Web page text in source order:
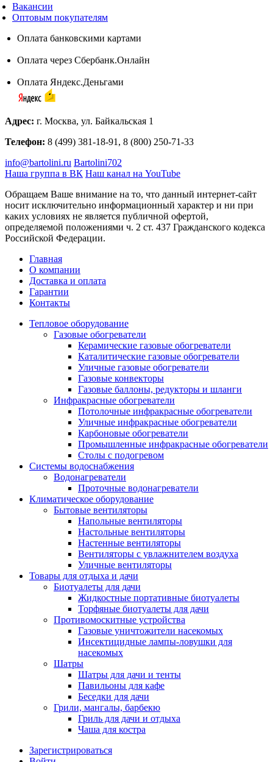
Вакансии
Оптовым покупателям
Оплата банковскими картами
Оплата через Сбербанк.Онлайн
Оплата Яндекс.Деньгами
Адрес: г. Москва, ул. Байкальская 1
Телефон: 8 (499) 381-18-91, 8 (800) 250-71-33
info@bartolini.ru Bartolini702
Наша группа в ВК Наш канал на YouTube
Обращаем Ваше внимание на то, что данный интернет-сайт
носит исключительно информационный характер и ни при
каких условиях не является публичной офертой,
определяемой положениями ч. 2 ст. 437 Гражданского кодекса
Российской Федерации.
Главная
О компании
Доставка и оплата
Гарантии
Контакты
Тепловое оборудование
Газовые обогреватели
Керамические газовые обогреватели
Каталитические газовые обогреватели
Уличные газовые обогреватели
Газовые конвекторы
Газовые баллоны, редукторы и шланги
Инфракрасные обогреватели
Потолочные инфракрасные обогреватели
Уличные инфракрасные обогреватели
Карбоновые обогреватели
Промышленные инфракрасные обогреватели
Столы с подогревом
Системы водоснабжения
Водонагреватели
Проточные водонагреватели
Климатическое оборудование
Бытовые вентиляторы
Напольные вентиляторы
Настольные вентиляторы
Настенные вентиляторы
Вентиляторы с увлажнителем воздуха
Уличные вентиляторы
Товары для отдыха и дачи
Биотуалеты для дачи
Жидкостные портативные биотуалеты
Торфяные биотуалеты для дачи
Противомоскитные устройства
Газовые уничтожители насекомых
Инсектицидные лампы-ловушки для
насекомых
Шатры
Шатры для дачи и тенты
Павильоны для кафе
Беседки для дачи
Грили, мангалы, барбекю
Гриль для дачи и отдыха
Чаша для костра
Зарегистрироваться